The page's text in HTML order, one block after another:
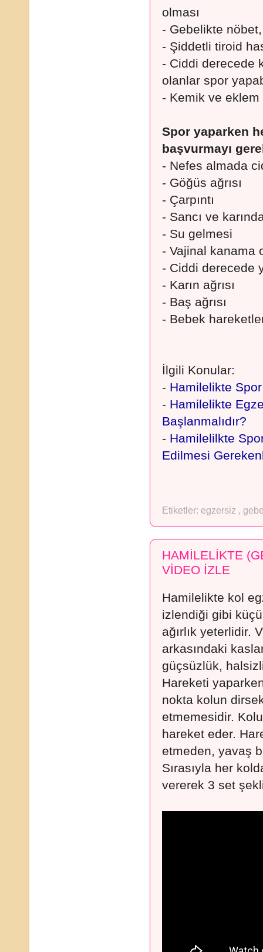
olması
- Gebelikte
- Şiddetli tiroid
- Ciddi derecede
olanlar spor
- Kemik ve eklem
Spor yaparken
başvurmayı
- Nefes almada
- Göğüs ağrısı
- Çarpıntı
- Sancı ve
- Su gelmesi
- Vajinal kanama
- Ciddi derecede
- Karın ağrısı
- Baş ağrısı
- Bebek
İlgili Konular:
- Hamilelikte
- Hamilelikte
Başlanmalıdır?
- Hamilelilkte
Edilmesi
Etiketler: egzersiz ,
HAMİLELİKTE
VİDEO İZLE
Hamilelikte kol
izlendiği gibi
ağırlık yeterlidir.
arkasındaki
güçsüzlük,
Hareketi
nokta kolun
etmemesidir.
hareket eder.
etmeden, yavaş
Sırasıyla her
vererek 3 set